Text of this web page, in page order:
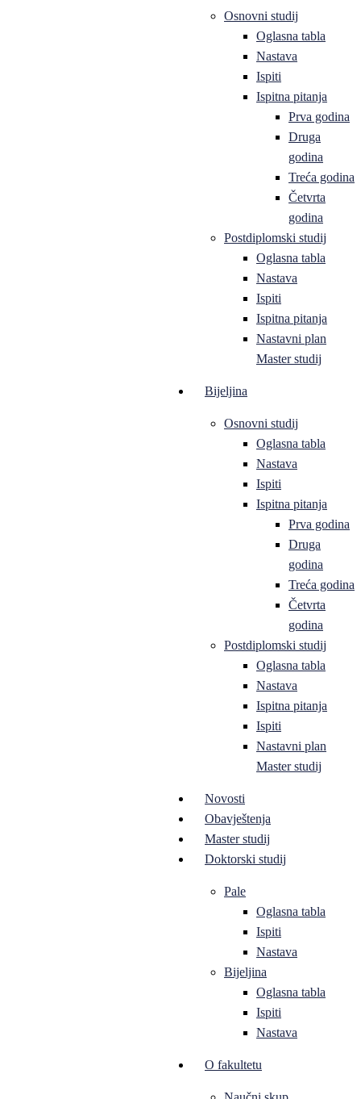
Osnovni studij
Oglasna tabla
Nastava
Ispiti
Ispitna pitanja
Prva godina
Druga
godina
Treća godina
Četvrta
godina
Postdiplomski studij
Oglasna tabla
Nastava
Ispiti
Ispitna pitanja
Nastavni plan
Master studij
Bijeljina
Osnovni studij
Oglasna tabla
Nastava
Ispiti
Ispitna pitanja
Prva godina
Druga
godina
Treća godina
Četvrta
godina
Postdiplomski studij
Oglasna tabla
Nastava
Ispitna pitanja
Ispiti
Nastavni plan
Master studij
Novosti
Obavještenja
Master studij
Doktorski studij
Pale
Oglasna tabla
Ispiti
Nastava
Bijeljina
Oglasna tabla
Ispiti
Nastava
O fakultetu